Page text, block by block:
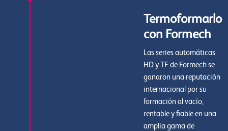
Termoformarlo
con Formech
Las series automáticas
HD y TF de Formech se
ganaron una reputación
internacional por su
formación al vacío,
rentable y fiable en una
amplia gama de